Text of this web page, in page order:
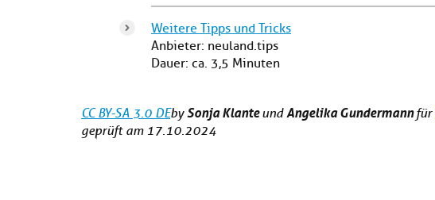
Weitere Tipps und Tricks
Anbieter: neuland.tips
Dauer: ca. 3,5 Minuten
CC BY-SA 3.0 DEbySonja KlanteundAngelika Gundermannfür
geprüft am 17.10.2024